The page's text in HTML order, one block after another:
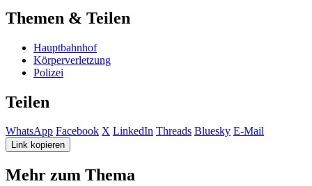
Themen & Teilen
Hauptbahnhof
Körperverletzung
Polizei
Teilen
WhatsApp Facebook X LinkedIn Threads Bluesky E-Mail
Link kopieren
Mehr zum Thema